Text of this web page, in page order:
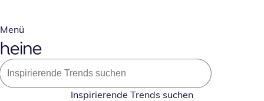
Menü
Inspirierende Trends suchen